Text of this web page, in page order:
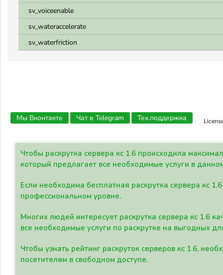
sv_voiceenable
sv_wateraccelerate
sv_waterfriction
Мы Вконтакте Чат в Telegram Тех.поддержка
Чтобы раскрутка сервера кс 1.6 происходила
который предлагает все необходимые услуги в
Если необходима бесплатная раскрутка сервера кс
профессиональном уровне.
Многих людей интересует раскрутка сервера кс 1.6
все необходимые услуги по раскрутке на выгодных
Чтобы узнать рейтинг раскруток серверов кс 1.6,
посетителям в свободном доступе.